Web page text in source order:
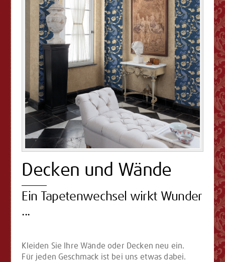
Decken und Wände
Ein Tapetenwechsel wirkt Wunder
...
Kleiden Sie Ihre Wände oder Decken neu ein.
Für jeden Geschmack ist bei uns etwas dabei.